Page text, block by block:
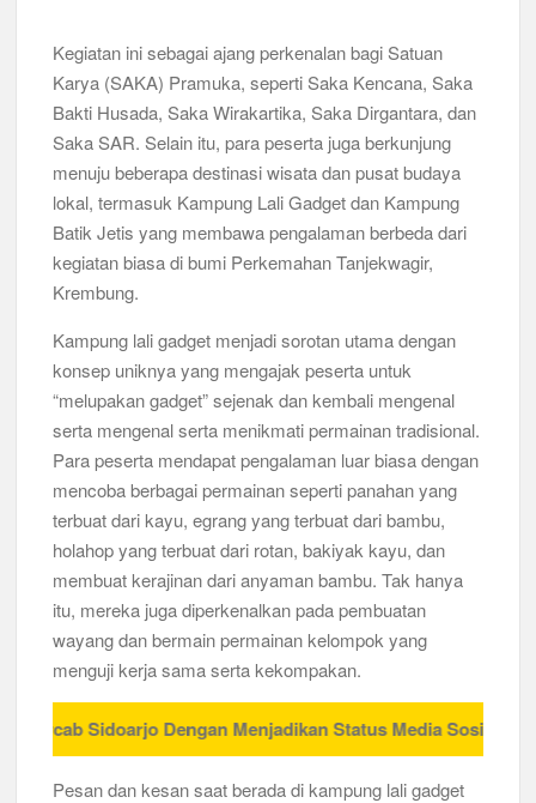
Ceria Bersama Pramuka Siaga: Membangun Generasi Tangguh
dan Berkarakter
Karena Karakter Tidak Dibentuk di Ruang Nyaman, LT-1
SDN Pagerwojo Hadir Menempa Ketangguhan
Gelar Musppanitera 2026, Kwarran Taman Cetak Pemimpin
Baru dan Perkuat Kolaborasi Lintas Pangkalan
Ajang Kompetensi Antar Ambalan II SMKN 2 Buduran 2026
Diwarnai Penampilan Tari Kreasi Berselendang
Musran X Kwarran Jabon Jadi Titik Awal Kebangkitan
Pramuka yang Lebih Inovatif dan Progresif
Peringanti Momentum Hardiknas, Kwarran Sedati Gelar Rapat
Kegiatan ini sebagai ajang perkenalan bagi Satuan
Karya (SAKA) Pramuka, seperti Saka Kencana, Saka
Bakti Husada, Saka Wirakartika, Saka Dirgantara, dan
Saka SAR. Selain itu, para peserta juga berkunjung
menuju beberapa destinasi wisata dan pusat budaya
lokal, termasuk Kampung Lali Gadget dan Kampung
Batik Jetis yang membawa pengalaman berbeda dari
kegiatan biasa di bumi Perkemahan Tanjekwagir,
Krembung.
Kampung lali gadget menjadi sorotan utama dengan
konsep uniknya yang mengajak peserta untuk
“melupakan gadget” sejenak dan kembali mengenal
serta mengenal serta menikmati permainan tradisional.
Para peserta mendapat pengalaman luar biasa dengan
mencoba berbagai permainan seperti panahan yang
terbuat dari kayu, egrang yang terbuat dari bambu,
holahop yang terbuat dari rotan, bakiyak kayu, dan
membuat kerajinan dari anyaman bambu. Tak hanya
itu, mereka juga diperkenalkan pada pembuatan
wayang dan bermain permainan kelompok yang
menguji kerja sama serta kekompakan.
Sidoarjo Dengan Menjadikan Status Media Sosial Anda
Pesan dan kesan saat berada di kampung lali gadget